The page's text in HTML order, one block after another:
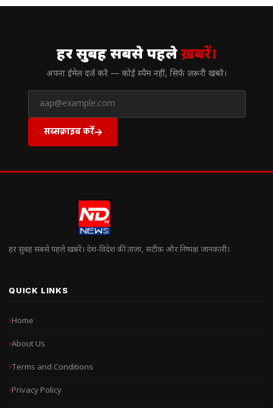
हर सुबह सबसे पहलेख़बरें।
अपना ईमेल दर्ज करें — कोई स्पैम नहीं, सिर्फ ज़रूरी खबरें।
सब्सक्राइब करें
हर सुबह सबसे पहले खबरें। देश-विदेश की ताज़ा, सटीक और निष्पक्ष जानकारी।
QUICK LINKS
Home
About Us
Terms and Conditions
Privacy Policy